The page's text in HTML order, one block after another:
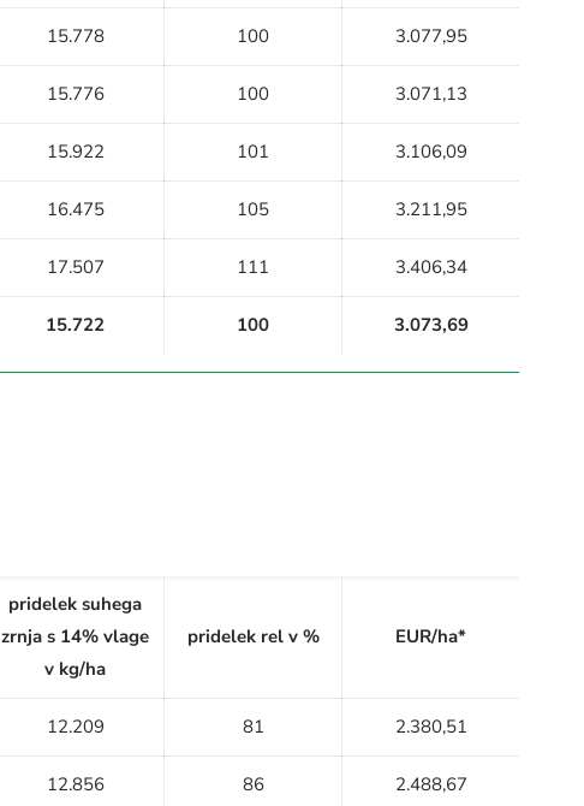
15.778 100 3.077,95
15.776 100 3.071,13
15.922 101 3.106,09
16.475 105 3.211,95
17.507 111 3.406,34
15.722 100 3.073,69
pridelek suhega
zrnja s 14% vlage
v kg/ha
pridelek rel v % EUR/ha*
12.209 81 2.380,51
12.856 86 2.488,67